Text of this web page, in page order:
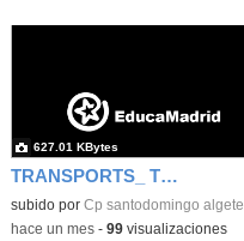
TRANSPORTS_ TIME TRAVEL
Contenido educativo.
subido por Cp santodomingo algete
627.01 KBytes
-hace un mes- 99visualizaciones